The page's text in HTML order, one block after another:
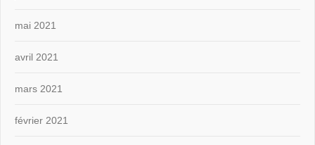
mai 2021
avril 2021
mars 2021
février 2021